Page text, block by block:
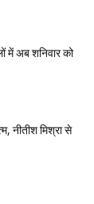
में अब शनिवार को
नीतीश मिश्रा से